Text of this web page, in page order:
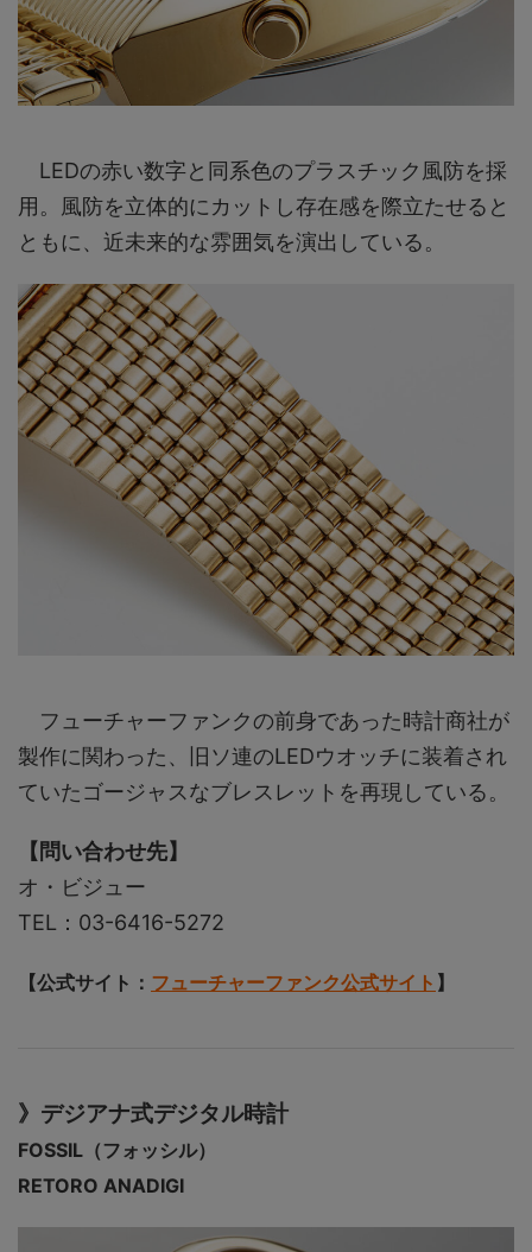
LEDの赤い数字と同系色のプラスチック風防を採
用。風防を立体的にカットし存在感を際立たせると
ともに、近未来的な雰囲気を演出している。
フューチャーファンクの前身であった時計商社が
製作に関わった、旧ソ連のLEDウオッチに装着され
ていたゴージャスなブレスレットを再現している。
【問い合わせ先】
オ・ビジュー
TEL：03-6416-5272
【公式サイト： フューチャーファンク公式サイト 】
》デジアナ式デジタル時計
FOSSIL（フォッシル）
RETORO ANADIGI